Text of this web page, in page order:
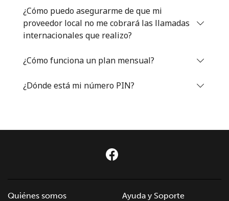
¿Cómo puedo asegurarme de que mi
proveedor local no me cobrará las llamadas
internacionales que realizo?
¿Cómo funciona un plan mensual?
¿Dónde está mi número PIN?
Quiénes somos
Ayuda y Soporte